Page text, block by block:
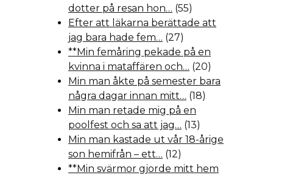
dotter på resan hon… (55)
Efter att läkarna berättade att
jag bara hade fem… (27)
**Min femåring pekade på en
kvinna i mataffären och… (20)
Min man åkte på semester bara
några dagar innan mitt… (18)
Min man retade mig på en
poolfest och sa att jag… (13)
Min man kastade ut vår 18-årige
son hemifrån – ett… (12)
**Min svärmor gjorde mitt hem